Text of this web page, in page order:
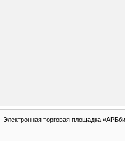
Электронная торговая площадка